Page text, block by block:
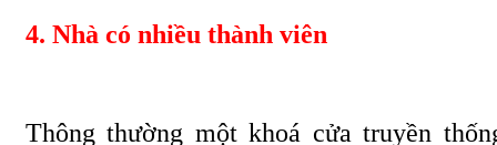
4. Nhà có nhiều thành viên
Thông thường một khoá cửa truyền